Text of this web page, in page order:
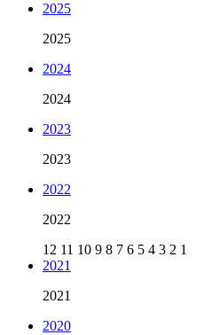
2025
2025
2024
2024
2023
2023
2022
2022
12 11 10 9 8 7 6 5 4 3 2 1
2021
2021
2020